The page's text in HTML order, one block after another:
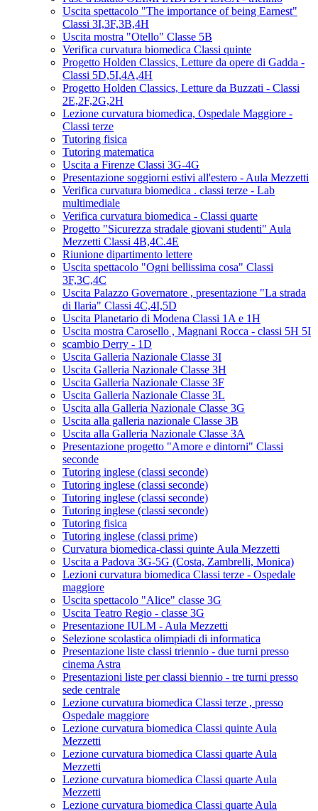
Uscita spettacolo "The importance of being Earnest"
Classi 3I,3F,3B,4H
Uscita mostra "Otello" Classe 5B
Verifica curvatura biomedica Classi quinte
Progetto Holden Classics, Letture da opere di Gadda -
Classi 5D,5I,4A,4H
Progetto Holden Classics, Letture da Buzzati - Classi
2E,2F,2G,2H
Lezione curvatura biomedica, Ospedale Maggiore -
Classi terze
Tutoring fisica
Tutoring matematica
Uscita a Firenze Classi 3G-4G
Presentazione soggiorni estivi all'estero - Aula Mezzetti
Verifica curvatura biomedica . classi terze - Lab
multimediale
Verifica curvatura biomedica - Classi quarte
Progetto "Sicurezza stradale giovani studenti" Aula
Mezzetti Classi 4B,4C.4E
Riunione dipartimento lettere
Uscita spettacolo "Ogni bellissima cosa" Classi
3F,3C,4C
Uscita Palazzo Governatore , presentazione "La strada
di Ilaria" Classi 4C,4I,5D
Uscita Planetario di Modena Classi 1A e 1H
Uscita mostra Carosello , Magnani Rocca - classi 5H 5I
scambio Derry - 1D
Uscita Galleria Nazionale Classe 3I
Uscita Galleria Nazionale Classe 3H
Uscita Galleria Nazionale Classe 3F
Uscita Galleria Nazionale Classe 3L
Uscita alla Galleria Nazionale Classe 3G
Uscita alla galleria nazionale Classe 3B
Uscita alla Galleria Nazionale Classe 3A
Presentazione progetto "Amore e dintorni" Classi
seconde
Tutoring inglese (classi seconde)
Tutoring inglese (classi seconde)
Tutoring inglese (classi seconde)
Tutoring inglese (classi seconde)
Tutoring fisica
Tutoring inglese (classi prime)
Curvatura biomedica-classi quinte Aula Mezzetti
Uscita a Padova 3G-5G (Costa, Zambrelli, Monica)
Lezioni curvatura biomedica Classi terze - Ospedale
maggiore
Uscita spettacolo "Alice" classe 3G
Uscita Teatro Regio - classe 3G
Presentazione IULM - Aula Mezzetti
Selezione scolastica olimpiadi di informatica
Presentazione liste classi triennio - due turni presso
cinema Astra
Presentazioni liste per classi biennio - tre turni presso
sede centrale
Lezione curvatura biomedica Classi terze , presso
Ospedale maggiore
Lezione curvatura biomedica Classi quinte Aula
Mezzetti
Lezione curvatura biomedica Classi quarte Aula
Mezzetti
Lezione curvatura biomedica Classi quarte Aula
Mezzetti
Lezione curvatura biomedica Classi quarte Aula